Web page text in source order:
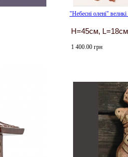
"Небесні олені"
H=45см, L=18см
1 400.00 грн